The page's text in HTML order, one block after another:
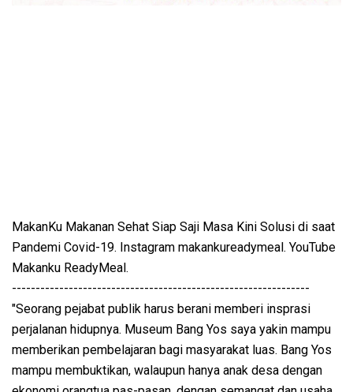
MakanKu Makanan Sehat Siap Saji Masa Kini Solusi di saat
Pandemi Covid-19. Instagram makankureadymeal. YouTube
Makanku ReadyMeal.
---------------------------------------------------------------
"Seorang pejabat publik harus berani memberi insprasi
perjalanan hidupnya. Museum Bang Yos saya yakin mampu
memberikan pembelajaran bagi masyarakat luas. Bang Yos
mampu membuktikan, walaupun hanya anak desa dengan